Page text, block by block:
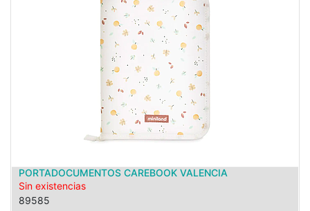
PORTADOCUMENTOS CAREBOOK VALENCIA
Sin existencias
89585